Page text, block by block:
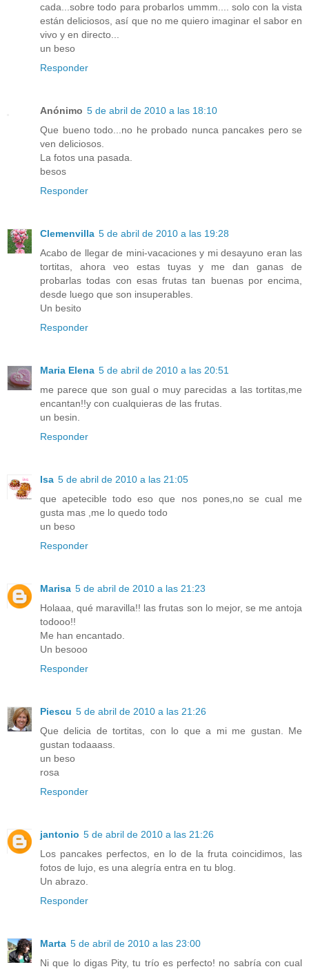
cada...sobre todo para probarlos ummm.... solo con la vista
están deliciosos, así que no me quiero imaginar el sabor en
vivo y en directo...
un beso
Responder
Anónimo 5 de abril de 2010 a las 18:10
Que bueno todo...no he probado nunca pancakes pero se
ven deliciosos.
La fotos una pasada.
besos
Responder
Clemenvilla 5 de abril de 2010 a las 19:28
Acabo de llegar de mini-vacaciones y mi desayuno eran las
tortitas, ahora veo estas tuyas y me dan ganas de
probarlas todas con esas frutas tan buenas por encima,
desde luego que son insuperables.
Un besito
Responder
Maria Elena 5 de abril de 2010 a las 20:51
me parece que son gual o muy parecidas a las tortitas,me
encantan!!y con cualquieras de las frutas.
un besin.
Responder
Isa 5 de abril de 2010 a las 21:05
que apetecible todo eso que nos pones,no se cual me
gusta mas ,me lo quedo todo
un beso
Responder
Marisa 5 de abril de 2010 a las 21:23
Holaaa, qué maravilla!! las frutas son lo mejor, se me antoja
todooo!!
Me han encantado.
Un besooo
Responder
Piescu 5 de abril de 2010 a las 21:26
Que delicia de tortitas, con lo que a mi me gustan. Me
gustan todaaass.
un beso
rosa
Responder
jantonio 5 de abril de 2010 a las 21:26
Los pancakes perfectos, en lo de la fruta coincidimos, las
fotos de lujo, es una alegría entra en tu blog.
Un abrazo.
Responder
Marta 5 de abril de 2010 a las 23:00
Ni que lo digas Pity, tu trío es perfecto! no sabría con cual